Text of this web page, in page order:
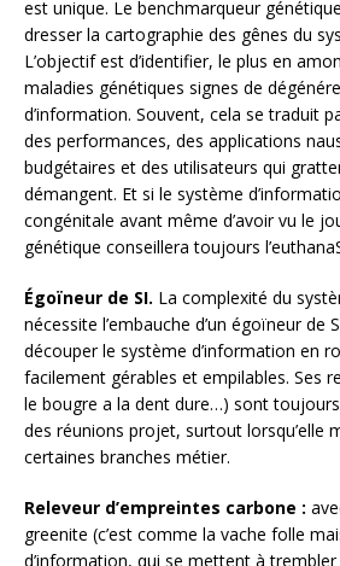
est unique. Le benchmarqueur
dresser la cartographie des gênes du
L’objectif est d’identifier, le plus en
maladies génétiques signes de
d’information. Souvent, cela se traduit
des performances, des applications
budgétaires et des utilisateurs qui
démangent. Et si le système
congénitale avant même d’avoir vu le
génétique conseillera toujours
Égoïneur de SI. La complexité du
nécessite l’embauche d’un égoïneur de
découper le système d’information en
facilement gérables et empilables. Ses
le bougre a la dent dure…) sont
des réunions projet, surtout lorsqu’elle
certaines branches métier.
Releveur d’empreintes carbone :
greenite (c’est comme la vache folle
d’information, qui se mettent à trembler